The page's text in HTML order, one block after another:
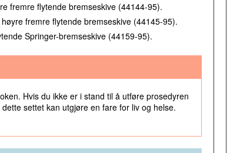
fremre flytende bremseskive (44144-95).
fremre flytende bremseskive (44145-95).
Springer-bremseskive (44159-95).
Hvis du ikke er i stand til å utføre prosedyren
settet kan utgjøre en fare for liv og helse.